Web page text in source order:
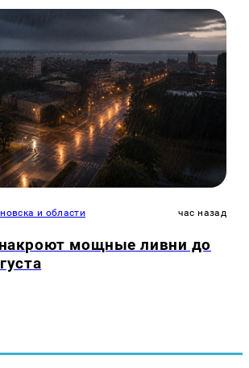
и области час назад
мощные ливни до